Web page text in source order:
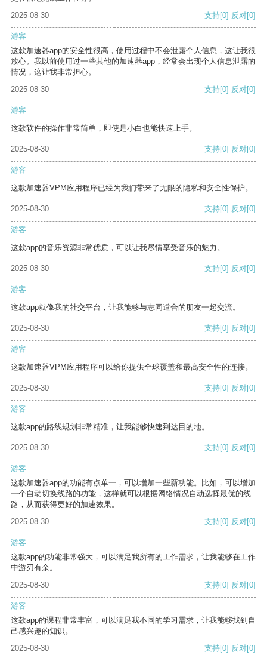
2025-08-30
支持[0] 反对[0]
游客
这款加速器app的安全性很高，使用过程中不会泄露个人信息，这让我很
放心。我以前使用过一些其他的加速器app，经常会出现个人信息泄露的
情况，这让我非常担心。
2025-08-30
支持[0] 反对[0]
游客
这款软件的操作非常简单，即使是小白也能快速上手。
2025-08-30 支持[0] 反对[0]
游客
这款加速器VPM应用程序已经为我们带来了无限的隐私和安全性保护。
2025-08-30 支持[0] 反对[0]
游客
这款app的音乐资源非常优质，可以让我尽情享受音乐的魅力。
2025-08-30 支持[0] 反对[0]
游客
这款app就像我的社交平台，让我能够与志同道合的朋友一起交流。
2025-08-30 支持[0] 反对[0]
游客
这款加速器VPM应用程序可以给你提供全球覆盖和最高安全性的连接。
2025-08-30 支持[0] 反对[0]
游客
这款app的路线规划非常精准，让我能够快速到达目的地。
2025-08-30 支持[0] 反对[0]
游客
这款加速器app的功能有点单一，可以增加一些新功能。比如，可以增加
一个自动切换线路的功能，这样就可以根据网络情况自动选择最优的线
路，从而获得更好的加速效果。
2025-08-30
支持[0] 反对[0]
游客
这款app的功能非常强大，可以满足我所有的工作需求，让我能够在工作
中游刃有余。
2025-08-30
支持[0] 反对[0]
游客
这款app的课程非常丰富，可以满足我不同的学习需求，让我能够找到自
己感兴趣的知识。
2025-08-30
支持[0] 反对[0]